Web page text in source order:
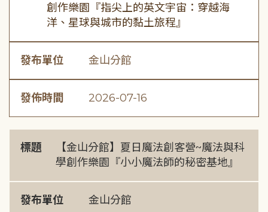
創作樂園『指尖上的英文宇宙：穿越海
洋、星球與城市的黏土旅程』
發布單位 金山分館
發佈時間 2026-07-16
標題
【金山分館】夏日魔法創客營~魔法與科
學創作樂園『小小魔法師的秘密基地』
發布單位 金山分館